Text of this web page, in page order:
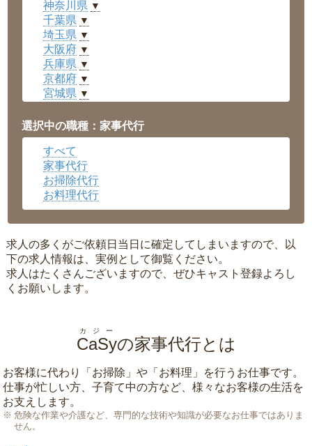
神奈川県 ▼
千葉県 ▼
埼玉県 ▼
大阪府 ▼
兵庫県 ▼
京都府 ▼
宮城県 ▼
福井県 ▼
岡山県 ▼
広島県
沖縄県 ▼
選択中の職種：家事代行
すべて
家事代行
お掃除代行
お料理代行
求人の多くがご依頼日当日に確定してしまいますので、以
下の求人情報は、実例として御覧ください。
求人はたくさんございますので、ぜひキャスト登録よろし
くお願いします。
CaSy
カジー
の家事代行とは
お客様に代わり「 お掃除 」や「 お料理 」を行うお仕事です。
仕事が忙しい方、子育て中の方など、様々なお客様の生活を
お支えします。
危険な作業や介護など、専門的な技術や知識が必要なお仕事ではありま
せん。